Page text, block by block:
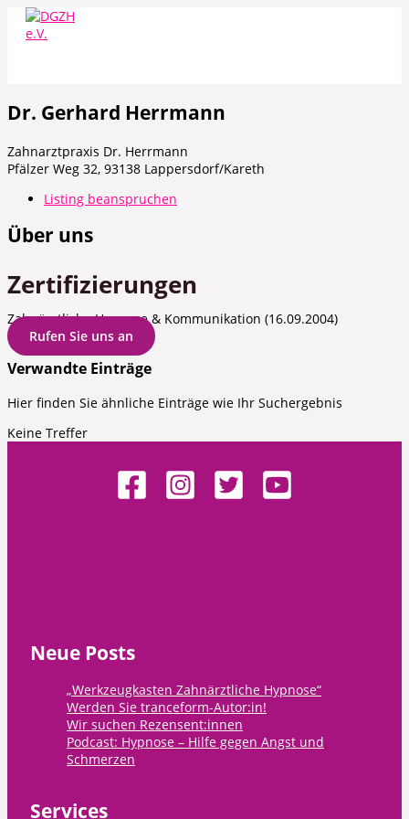
Zum
Inhalt
springen
Dr. Gerhard Herrmann
Zahnarztpraxis Dr. Herrmann
Pfälzer Weg 32, 93138 Lappersdorf/Kareth
Listing beanspruchen
Über uns
Zertifizierungen
Zahnärztliche Hypnose & Kommunikation (16.09.2004)
Rufen Sie uns an
Verwandte Einträge
Hier finden Sie ähnliche Einträge wie Ihr Suchergebnis
Keine Treffer
Neue Posts
„Werkzeugkasten Zahnärztliche Hypnose“
Werden Sie tranceform-Autor:in!
Wir suchen Rezensent:innen
Podcast: Hypnose – Hilfe gegen Angst und
Schmerzen
Services